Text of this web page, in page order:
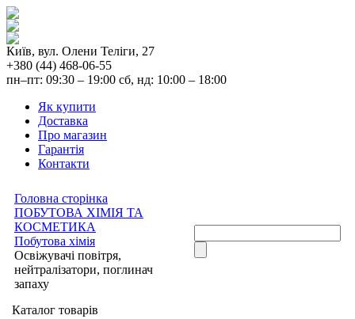
Київ, вул. Олени Теліги, 27
+380 (44) 468-06-55
пн–пт: 09:30 – 19:00 сб, нд: 10:00 – 18:00
Як купити
Доставка
Про магазин
Гарантія
Контакти
Головна сторінка
ПОБУТОВА ХІМІЯ ТА
КОСМЕТИКА
Побутова хімія
Освіжувачі повітря,
нейтралізатори, поглинач
запаху
Каталог товарів